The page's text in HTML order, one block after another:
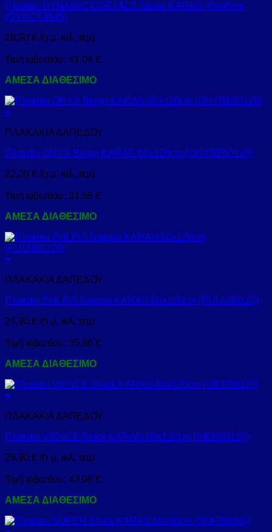
Πλακάκι DYNAMIC CORTALS Taupe KARAG 45x45cm
(DYNCT4545)
28,90 € /(τ.μ, κιλ, τεμ)
Τιμή κιβωτίου: 41,04 €
ΑΜΕΣΑ ΔΙΑΘΕΣΙΜΟ
+
ΠΛΑΚΑΚΙΑ ΔΑΠΕΔΟΥ
Πλακάκι ONYX Beige KARAG 60x120cm (ONYBE60120)
22,00 € /(τ.μ, κιλ, τεμ)
Τιμή κιβωτίου: 31,68 €
ΑΜΕΣΑ ΔΙΑΘΕΣΙΜΟ
+
ΠΛΑΚΑΚΙΑ ΔΑΠΕΔΟΥ
Πλακάκι PULPIS Natural KARAG 60x120cm (PULN60120)
24,90 € /(τ.μ, κιλ, τεμ)
Τιμή κιβωτίου: 35,86 €
ΑΜΕΣΑ ΔΙΑΘΕΣΙΜΟ
+
ΠΛΑΚΑΚΙΑ ΔΑΠΕΔΟΥ
Πλακάκι VIENCE Black KARAG 60x120cm (VIEB60120)
29,90 € /(τ.μ, κιλ, τεμ)
Τιμή κιβωτίου: 43,06 €
ΑΜΕΣΑ ΔΙΑΘΕΣΙΜΟ